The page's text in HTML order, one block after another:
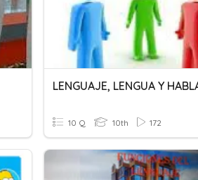
LENGUAJE, LENGUA Y
10 Q 10th 172